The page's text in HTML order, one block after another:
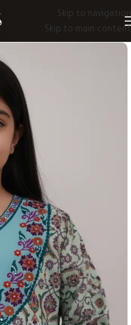
Skip to navigation
Skip to main content